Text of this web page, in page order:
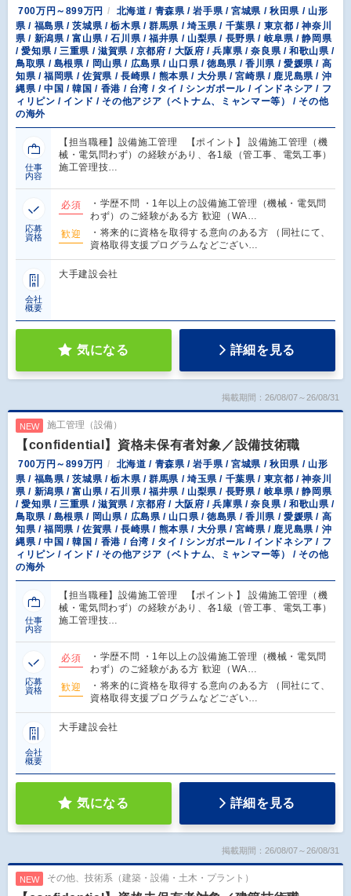
700万円～899万円
北海道 / 青森県 / 岩手県 / 宮城県 / 秋田県 / 山形
県 / 福島県 / 茨城県 / 栃木県 / 群馬県 / 埼玉県 / 千葉県 / 東京都 / 神奈川
県 / 新潟県 / 富山県 / 石川県 / 福井県 / 山梨県 / 長野県 / 岐阜県 / 静岡県
/ 愛知県 / 三重県 / 滋賀県 / 京都府 / 大阪府 / 兵庫県 / 奈良県 / 和歌山県 /
鳥取県 / 島根県 / 岡山県 / 広島県 / 山口県 / 徳島県 / 香川県 / 愛媛県 / 高
知県 / 福岡県 / 佐賀県 / 長崎県 / 熊本県 / 大分県 / 宮崎県 / 鹿児島県 / 沖
縄県 / 中国 / 韓国 / 香港 / 台湾 / タイ / シンガポール / インドネシア / フ
ィリピン / インド / その他アジア（ベトナム、ミャンマー等） / その他
の海外
仕事
内容
【担当職種】設備施工管理 【ポイント】 設備施工管理（機
械・電気問わず）の経験があり、各1級（管工事、電気工事）
施工管理技…
応募
資格
必須
・学歴不問 ・1年以上の設備施工管理（機械・電気問
わず）のご経験がある方 歓迎（WA…
歓迎
・将来的に資格を取得する意向のある方 （同社にて、
資格取得支援プログラムなどござい…
会社
概要
大手建設会社
気になる 詳細を見る
掲載期間：26/08/07～26/08/31
NEW 施工管理（設備）
【confidential】資格未保有者対象／設備技術職
700万円～899万円
北海道 / 青森県 / 岩手県 / 宮城県 / 秋田県 / 山形
県 / 福島県 / 茨城県 / 栃木県 / 群馬県 / 埼玉県 / 千葉県 / 東京都 / 神奈川
県 / 新潟県 / 富山県 / 石川県 / 福井県 / 山梨県 / 長野県 / 岐阜県 / 静岡県
/ 愛知県 / 三重県 / 滋賀県 / 京都府 / 大阪府 / 兵庫県 / 奈良県 / 和歌山県 /
鳥取県 / 島根県 / 岡山県 / 広島県 / 山口県 / 徳島県 / 香川県 / 愛媛県 / 高
知県 / 福岡県 / 佐賀県 / 長崎県 / 熊本県 / 大分県 / 宮崎県 / 鹿児島県 / 沖
縄県 / 中国 / 韓国 / 香港 / 台湾 / タイ / シンガポール / インドネシア / フ
ィリピン / インド / その他アジア（ベトナム、ミャンマー等） / その他
の海外
仕事
内容
【担当職種】設備施工管理 【ポイント】 設備施工管理（機
械・電気問わず）の経験があり、各1級（管工事、電気工事）
施工管理技…
応募
資格
必須
・学歴不問 ・1年以上の設備施工管理（機械・電気問
わず）のご経験がある方 歓迎（WA…
歓迎
・将来的に資格を取得する意向のある方 （同社にて、
資格取得支援プログラムなどござい…
会社
概要
大手建設会社
気になる 詳細を見る
掲載期間：26/08/07～26/08/31
NEW その他、技術系（建築・設備・土木・プラント）